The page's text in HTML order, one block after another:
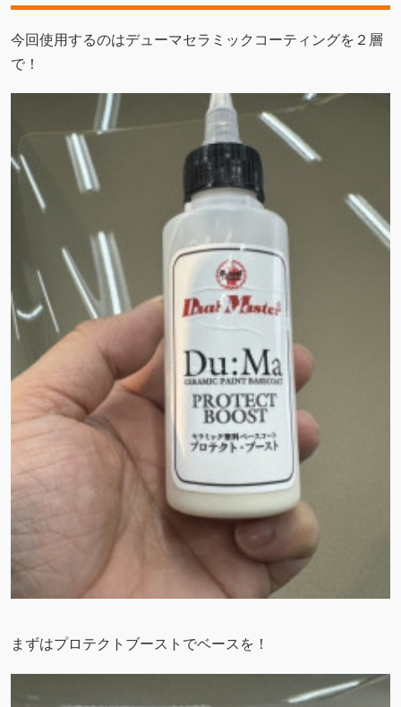
今回使用するのはデューマセラミックコーティングを２層
で！
まずはプロテクトブーストでベースを！